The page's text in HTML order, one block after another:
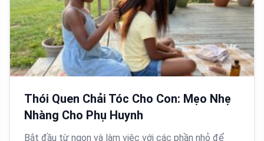
Thói Quen Chải Tóc Cho Con: Mẹo Nhẹ
Nhàng Cho Phụ Huynh
Bắt đầu từ ngọn và làm việc với các phần nhỏ để